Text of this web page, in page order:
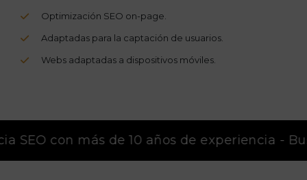
Optimización SEO on-page.
Adaptadas para la captación de usuarios.
Webs adaptadas a dispositivos móviles.
SEO con más de 10 años de experiencia -